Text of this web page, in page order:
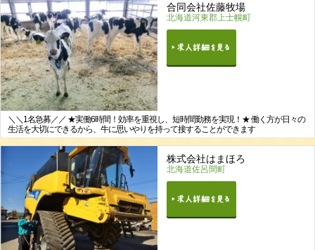
合同会社佐藤牧場
北海道河東郡上士幌町
＼＼1名急募／／ ★実働6時間！効率を重視し、短時間勤務を実現！★ 働く方が日々の
生活を大切にできるから、牛に思いやりを持って接することができます
株式会社はまほろ
北海道佐呂間町